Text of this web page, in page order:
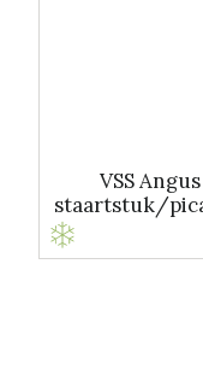
VSS Angus
staartstuk/